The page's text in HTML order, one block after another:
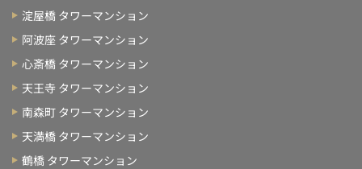
淀屋橋 タワーマンション
阿波座 タワーマンション
心斎橋 タワーマンション
天王寺 タワーマンション
南森町 タワーマンション
天満橋 タワーマンション
鶴橋 タワーマンション